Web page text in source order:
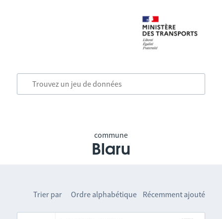
commune
Blaru
Trier par Ordre alphabétique Récemment ajouté